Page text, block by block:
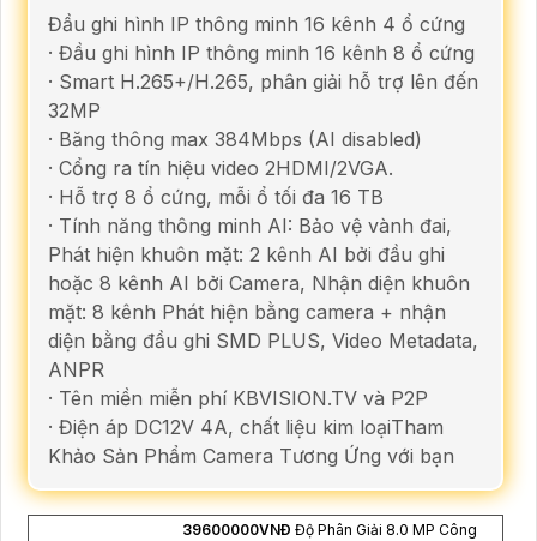
Đầu ghi hình IP thông minh 16 kênh 4 ổ cứng
· Đầu ghi hình IP thông minh 16 kênh 8 ổ cứng
· Smart H.265+/H.265, phân giải hỗ trợ lên đến
32MP
· Băng thông max 384Mbps (AI disabled)
· Cổng ra tín hiệu video 2HDMI/2VGA.
· Hỗ trợ 8 ổ cứng, mỗi ổ tối đa 16 TB
· Tính năng thông minh AI: Bảo vệ vành đai,
Phát hiện khuôn mặt: 2 kênh AI bởi đầu ghi
hoặc 8 kênh AI bởi Camera, Nhận diện khuôn
mặt: 8 kênh Phát hiện bằng camera + nhận
diện bằng đầu ghi SMD PLUS, Video Metadata,
ANPR
· Tên miền miễn phí KBVISION.TV và P2P
· Điện áp DC12V 4A, chất liệu kim loạiTham
Khảo Sản Phẩm Camera Tương Ứng với bạn
39600000VNÐ Độ Phân Giải 8.0 MP Công